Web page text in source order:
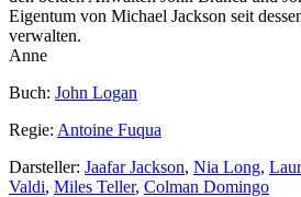
Eigentum von Michael Jackson seit
verwalten.
Anne
Buch: John Logan
Regie: Antoine Fuqua
Darsteller: Jaafar Jackson, Nia Long,
Valdi, Miles Teller, Colman Domingo